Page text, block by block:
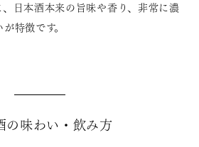
日本酒本来の旨味や香り、非常に濃
特徴です。
の味わい・飲み方